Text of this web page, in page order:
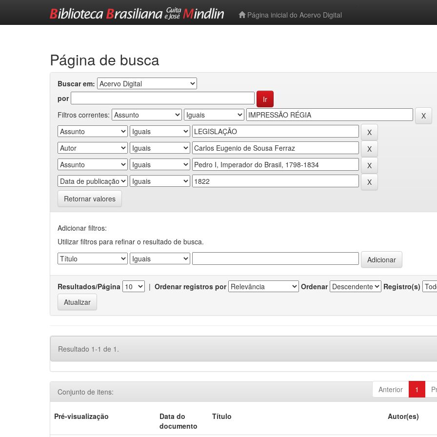
Página inicial do Acervo Digital
Página de busca
Buscar em:
por
Filtros correntes:
Retornar valores
Adicionar filtros:
Utilizar filtros para refinar o resultado de busca.
Resultados/Página | Ordenar registros por Ordenar Registro(s)
Resultado 1-1 de 1.
Anterior 1
Conjunto de itens:
Pré-visualização
Data do
documento
Título Autor(es)